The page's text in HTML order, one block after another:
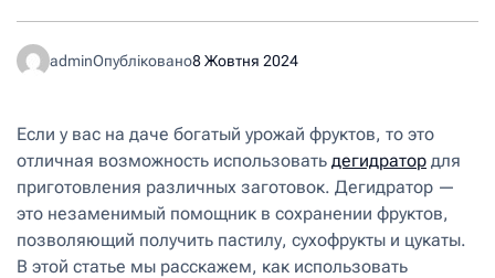
adminОпубліковано8 Жовтня 2024
Если у вас на даче богатый урожай фруктов, то это
отличная возможность использовать дегидратор для
приготовления различных заготовок. Дегидратор —
это незаменимый помощник в сохранении фруктов,
позволяющий получить пастилу, сухофрукты и цукаты.
В этой статье мы расскажем, как использовать